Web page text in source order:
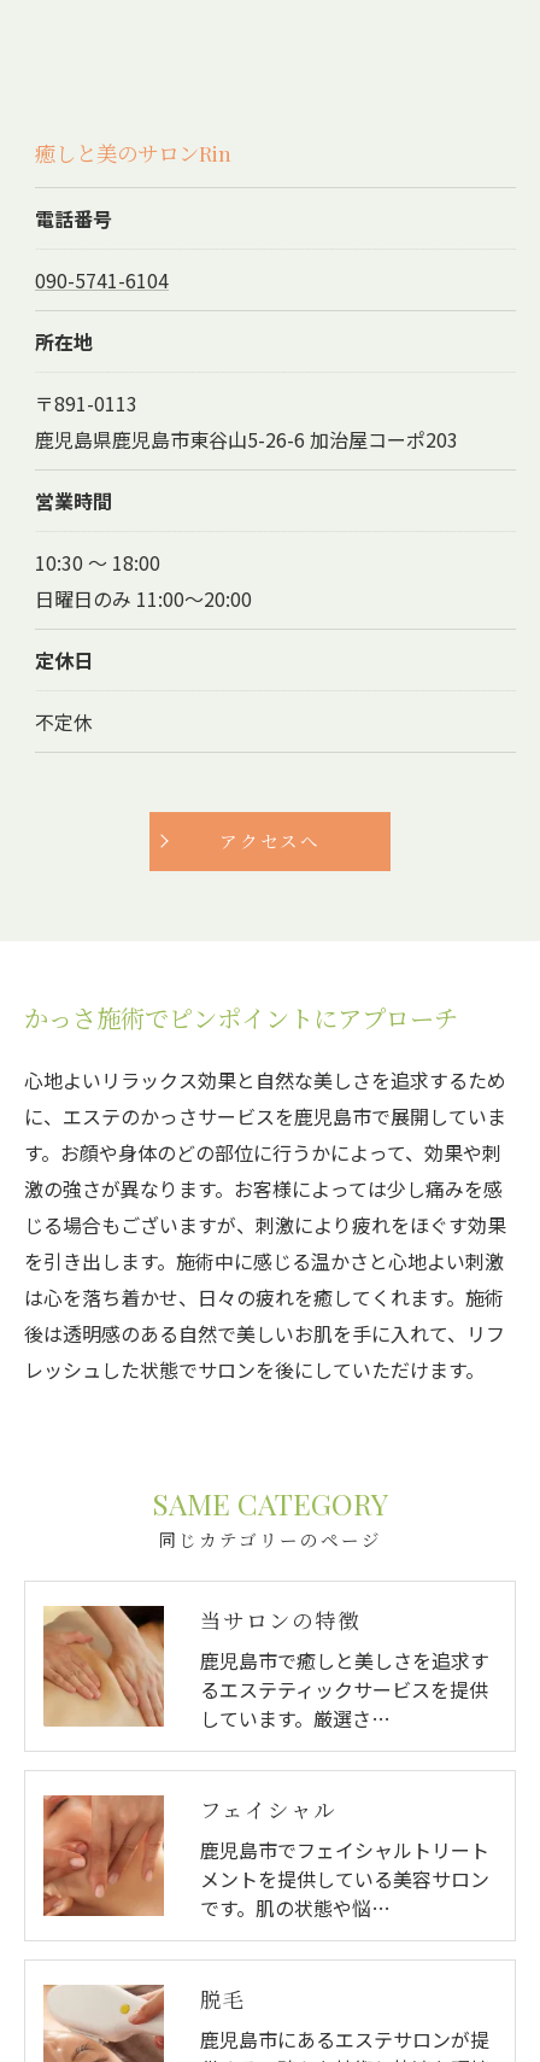
癒しと美のサロンRin
電話番号
090-5741-6104
所在地
〒891-0113
鹿児島県鹿児島市東谷山5-26-6 加治屋コーポ203
営業時間
10:30 〜 18:00
日曜日のみ 11:00～20:00
定休日
不定休
アクセスへ
かっさ施術でピンポイントにアプローチ
心地よいリラックス効果と自然な美しさを追求するため
に、エステのかっさサービスを鹿児島市で展開していま
す。お顔や身体のどの部位に行うかによって、効果や刺
激の強さが異なります。お客様によっては少し痛みを感
じる場合もございますが、刺激により疲れをほぐす効果
を引き出します。施術中に感じる温かさと心地よい刺激
は心を落ち着かせ、日々の疲れを癒してくれます。施術
後は透明感のある自然で美しいお肌を手に入れて、リフ
レッシュした状態でサロンを後にしていただけます。
同じカテゴリーのページ
SAME CATEGORY
当サロンの特徴
鹿児島市で癒しと美しさを追求す
るエステティックサービスを提供
しています。厳選さ…
フェイシャル
鹿児島市でフェイシャルトリート
メントを提供している美容サロン
です。肌の状態や悩…
脱毛
鹿児島市にあるエステサロンが提